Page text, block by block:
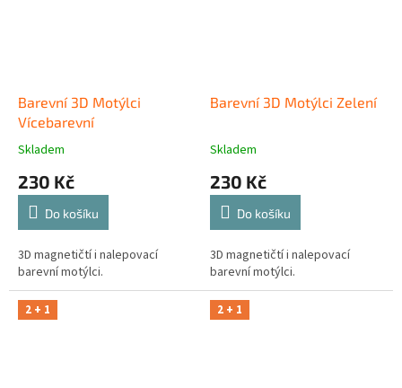
Barevní 3D Motýlci
Vícebarevní
Skladem
230 Kč
Do košíku
3D magnetičtí i nalepovací
barevní motýlci.
Barevní 3D Motýlci Zelení
Skladem
230 Kč
Do košíku
3D magnetičtí i nalepovací
barevní motýlci.
2 + 1 2 + 1